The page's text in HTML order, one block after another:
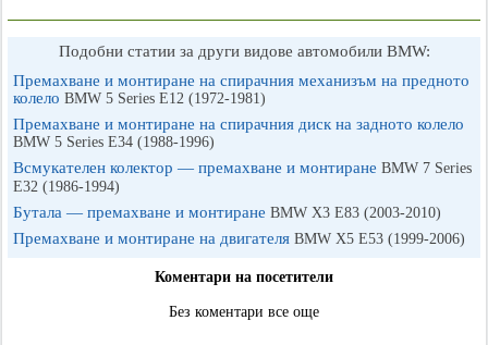
Подобни статии за други видове автомобили BMW:
Премахване и монтиране на спирачния механизъм на предното
колело BMW 5 Series E12 (1972-1981)
Премахване и монтиране на спирачния диск на задното колело
BMW 5 Series E34 (1988-1996)
Всмукателен колектор — премахване и монтиране BMW 7 Series
E32 (1986-1994)
Бутала — премахване и монтиране BMW X3 Е83 (2003-2010)
Премахване и монтиране на двигателя BMW X5 E53 (1999-2006)
Коментари на посетители
Без коментари все още